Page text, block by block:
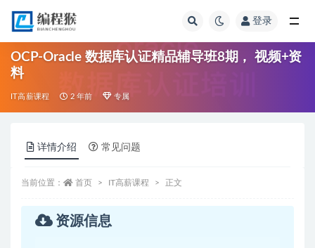
登录
OCP-Oracle 数据库认证精品辅导班8期， 视频+资
料
IT高薪课程 2 年前 专属
详情介绍 常见问题
当前位置： 首页 IT高薪课程 正文
资源信息